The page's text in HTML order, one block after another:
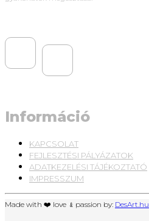
Információ
KAPCSOLAT
FEJLESZTÉSI PÁLYÁZATOK
ADATKEZELÉSI TÁJÉKOZTATÓ
IMPRESSZUM
Made with ❤️ love ﹠passion by: DesArt.hu